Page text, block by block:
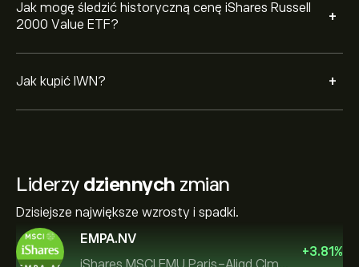
Jak mogę śledzić historyczną cenę iShares Russell
2000 Value ETF?
+
Jak kupić IWN? +
Liderzy dziennych zmian
Dzisiejsze największe wzrosty i spadki.
EMPA.NV
+3.81%